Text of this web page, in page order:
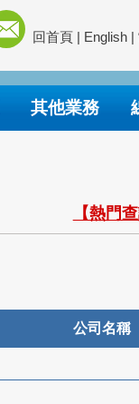
回首頁 | English |
其他業務
【熱門
公司名稱